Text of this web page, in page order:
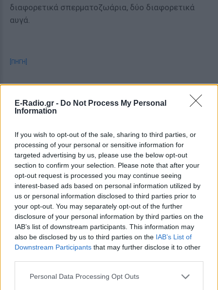
E-Radio.gr - Do Not Process My Personal
Information
If you wish to opt-out of the sale, sharing to third parties, or
processing of your personal or sensitive information for
targeted advertising by us, please use the below opt-out
section to confirm your selection. Please note that after your
opt-out request is processed you may continue seeing
interest-based ads based on personal information utilized by
us or personal information disclosed to third parties prior to
your opt-out. You may separately opt-out of the further
disclosure of your personal information by third parties on the
IAB’s list of downstream participants. This information may
also be disclosed by us to third parties on the IAB’s List of
Downstream Participants that may further disclose it to other
Personal Data Processing Opt Outs
διαφορετικά σπερματοζωάρια, δύο διαφορετικά
αυγά.
[ΠΗΓΗ]